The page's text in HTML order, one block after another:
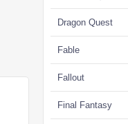
Dragon Quest
Fable
Fallout
Final Fantasy